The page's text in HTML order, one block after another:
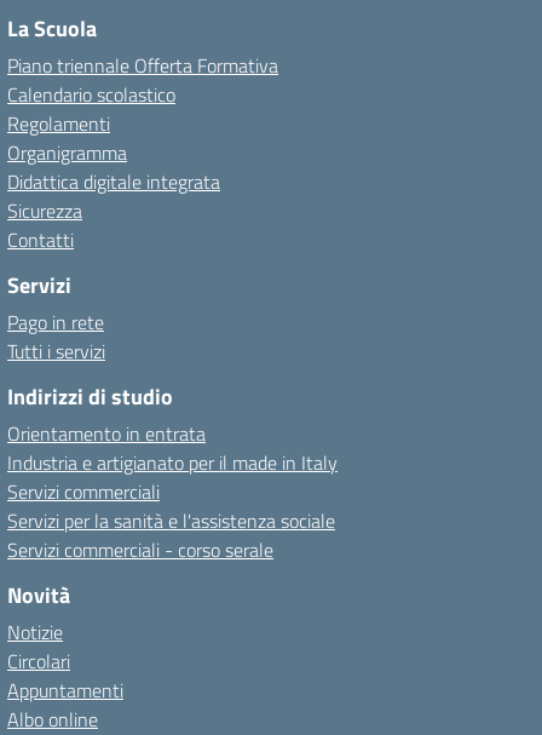
La Scuola
Piano triennale Offerta Formativa
Calendario scolastico
Regolamenti
Organigramma
Didattica digitale integrata
Sicurezza
Contatti
Servizi
Pago in rete
Tutti i servizi
Indirizzi di studio
Orientamento in entrata
Industria e artigianato per il made in Italy
Servizi commerciali
Servizi per la sanità e l'assistenza sociale
Servizi commerciali - corso serale
Novità
Notizie
Circolari
Appuntamenti
Albo online